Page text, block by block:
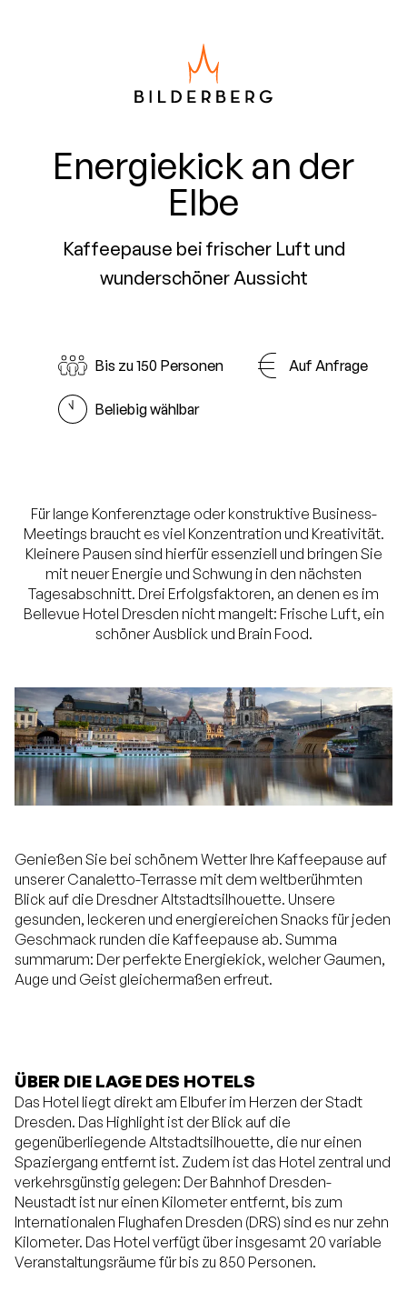
Energiekick an der
Elbe
Kaffeepause bei frischer Luft und
wunderschöner Aussicht
Bis zu 150 Personen Auf Anfrage
Beliebig wählbar
Für lange Konferenztage oder konstruktive Business-
Meetings braucht es viel Konzentration und Kreativität.
Kleinere Pausen sind hierfür essenziell und bringen Sie
mit neuer Energie und Schwung in den nächsten
Tagesabschnitt. Drei Erfolgsfaktoren, an denen es im
Bellevue Hotel Dresden nicht mangelt: Frische Luft, ein
schöner Ausblick und Brain Food.
Genießen Sie bei schönem Wetter Ihre Kaffeepause auf
unserer Canaletto-Terrasse mit dem weltberühmten
Blick auf die Dresdner Altstadtsilhouette. Unsere
gesunden, leckeren und energiereichen Snacks für jeden
Geschmack runden die Kaffeepause ab. Summa
summarum: Der perfekte Energiekick, welcher Gaumen,
Auge und Geist gleichermaßen erfreut.
ÜBER DIE LAGE DES HOTELS
Das Hotel liegt direkt am Elbufer im Herzen der Stadt
Dresden. Das Highlight ist der Blick auf die
gegenüberliegende Altstadtsilhouette, die nur einen
Spaziergang entfernt ist. Zudem ist das Hotel zentral und
verkehrsgünstig gelegen: Der Bahnhof Dresden-
Neustadt ist nur einen Kilometer entfernt, bis zum
Internationalen Flughafen Dresden (DRS) sind es nur zehn
Kilometer. Das Hotel verfügt über insgesamt 20 variable
Veranstaltungsräume für bis zu 850 Personen.